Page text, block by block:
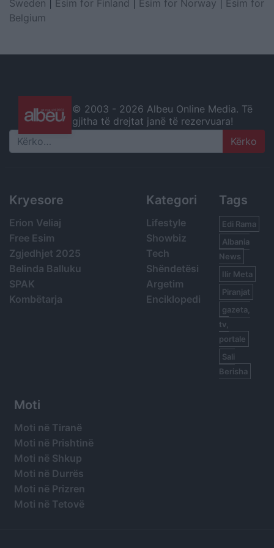
Sweden
Esim for Finland Esim for Norway
Esim for
Belgium
© 2003 - 2026 Albeu Online Media. Të
gjitha të drejtat janë të rezervuara!
Search
Kryesore
Erion Veliaj
Free Esim
Zgjedhjet 2025
Belinda Balluku
SPAK
Kombëtarja
Kategori
Lifestyle
Showbiz
Tech
Shëndetësi
Argetim
Enciklopedi
Tags
Edi Rama
Albania
News
Ilir Meta
Piranjat
gazeta,
tv,
portale
Sali
Berisha
Moti
Moti në Tiranë
Moti në Prishtinë
Moti në Shkup
Moti në Durrës
Moti në Prizren
Moti në Tetovë